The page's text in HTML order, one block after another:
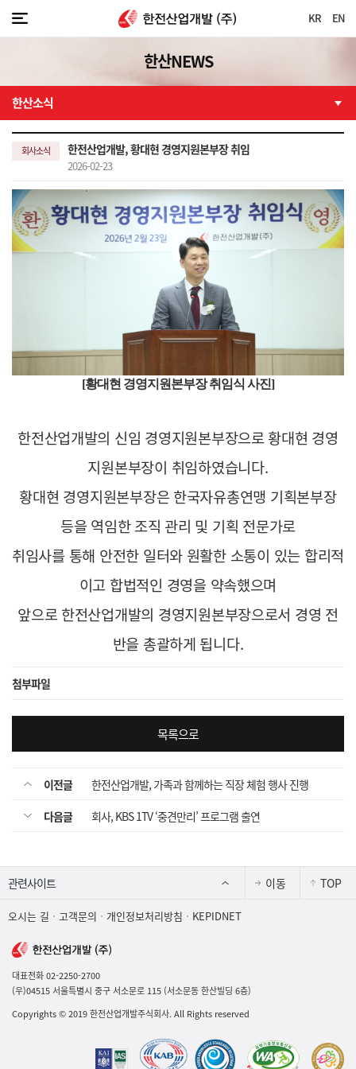
KR EN
한산NEWS
한산소식
회사소식 한전산업개발, 황대현 경영지원본부장 취임
2026-02-23
[황대현 경영지원본부장 취임식 사진]
한전산업개발의 신임 경영지원본부장으로 황대현 경영
지원본부장이 취임하였습니다.
황대현 경영지원본부장은 한국자유총연맹 기획본부장
등을 역임한조직 관리 및 기획 전문가로
취임사를 통해 안전한 일터와 원활한 소통이 있는 합리적
이고 합법적인 경영을 약속했으며
앞으로한전산업개발의 경영지원본부장으로서 경영 전
반을 총괄하게 됩니다.
첨부파일
목록으로
이전글
한전산업개발, 가족과 함께하는 직장 체험 행사 진행
다음글
회사, KBS 1TV ‘중견만리’ 프로그램 출연
오시는 길 고객문의 개인정보처리방침 KEPIDNET
이동 TOP
대표전화 02-2250-2700
(우)04515 서울특별시 중구 서소문로 115 (서소문동 한산빌딩 6층)
Copyrights©2019 한전산업개발주식회사. All Rights reserved